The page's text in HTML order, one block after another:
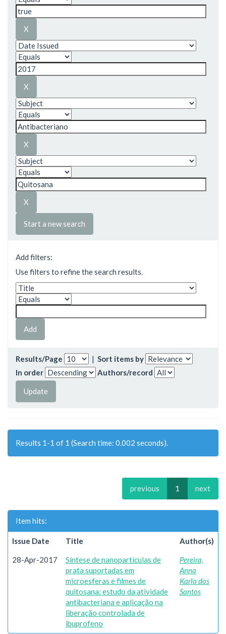
Start a new search
Add filters:
Use filters to refine the search results.
Results/Page | Sort items by
In order
Authors/record
Results 1-1 of 1 (Search time: 0.002 seconds).
previous 1 next
Item hits:
Issue Date Title Author(s)
28-Apr-2017
Síntese de nanopartículas de
prata suportadas em
microesferas e filmes de
quitosana: estudo da atividade
antibacteriana e aplicação na
liberação controlada de
ibuprofeno
Pereira,
Anna
Karla dos
Santos